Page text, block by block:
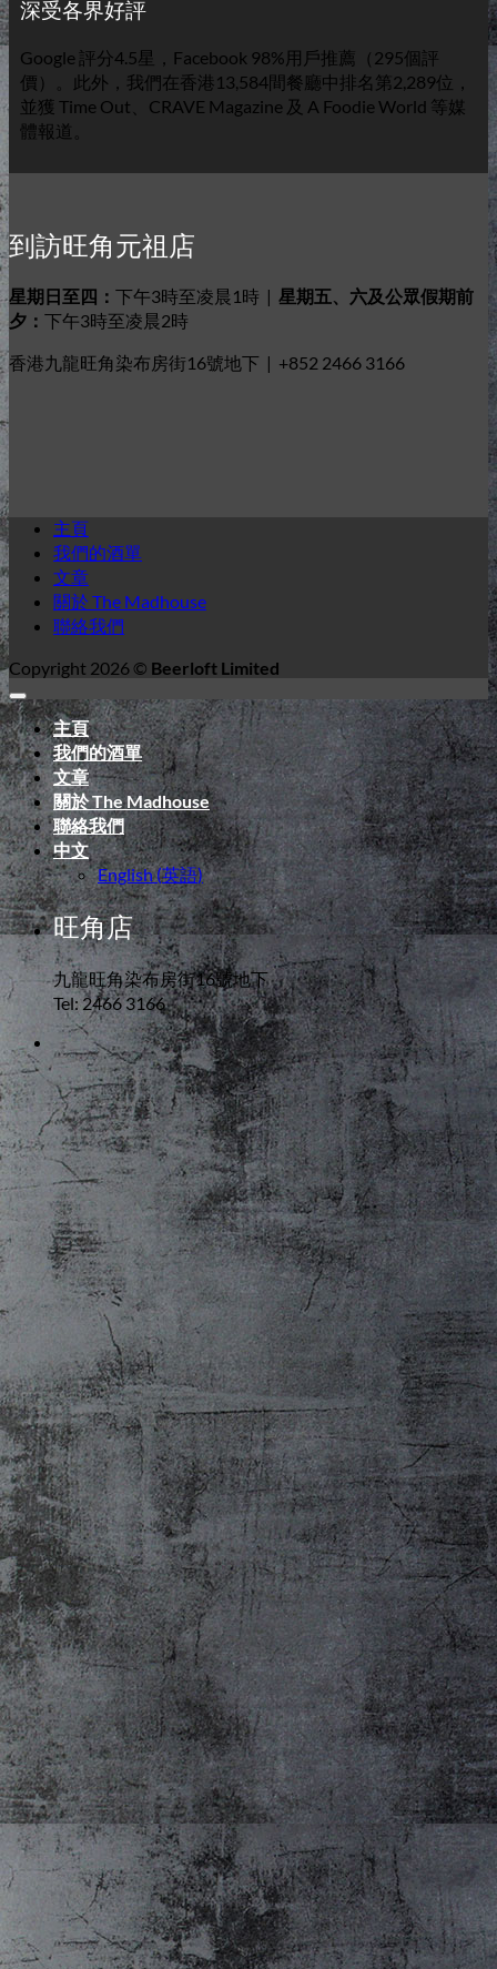
深受各界好評
Google 評分4.5星，Facebook 98%用戶推薦（295個評
價）。此外，我們在香港13,584間餐廳中排名第2,289位，
並獲 Time Out、CRAVE Magazine 及 A Foodie World 等媒
體報道。
到訪旺角元祖店
星期日至四： 下午3時至凌晨1時 | 星期五、六及公眾假期前
夕： 下午3時至凌晨2時
香港九龍旺角染布房街16號地下 | +852 2466 3166
主頁
我們的酒單
文章
關於 The Madhouse
聯絡我們
Copyright 2026 © Beerloft Limited
主頁
我們的酒單
文章
關於 The Madhouse
聯絡我們
中文
English(英語)
旺角店
九龍旺角染布房街16號地下
Tel: 2466 3166